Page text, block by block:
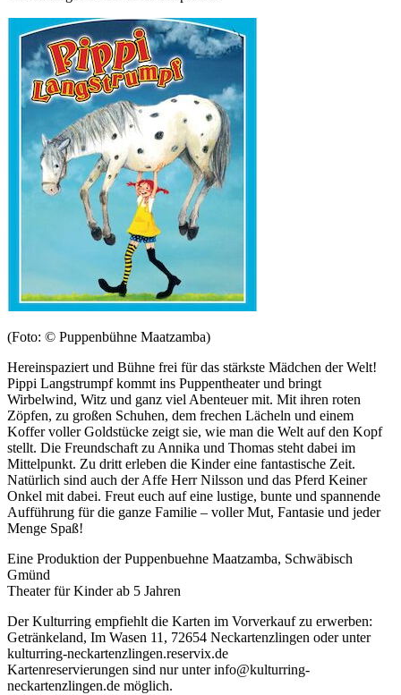
(Foto: © Puppenbühne Maatzamba)
Hereinspaziert und Bühne frei für das stärkste Mädchen der Welt!
Pippi Langstrumpf kommt ins Puppentheater und bringt
Wirbelwind, Witz und ganz viel Abenteuer mit. Mit ihren roten
Zöpfen, zu großen Schuhen, dem frechen Lächeln und einem
Koffer voller Goldstücke zeigt sie, wie man die Welt auf den Kopf
stellt. Die Freundschaft zu Annika und Thomas steht dabei im
Mittelpunkt. Zu dritt erleben die Kinder eine fantastische Zeit.
Natürlich sind auch der Affe Herr Nilsson und das Pferd Keiner
Onkel mit dabei. Freut euch auf eine lustige, bunte und spannende
Aufführung für die ganze Familie – voller Mut, Fantasie und jeder
Menge Spaß!
Eine Produktion der Puppenbuehne Maatzamba, Schwäbisch
Gmünd
Theater für Kinder ab 5 Jahren
Der Kulturring empfiehlt die Karten im Vorverkauf zu erwerben:
Getränkeland, Im Wasen 11, 72654 Neckartenzlingen oder unter
kulturring-neckartenzlingen.reservix.de
Kartenreservierungen sind nur unter info@kulturring-
neckartenzlingen.de möglich.